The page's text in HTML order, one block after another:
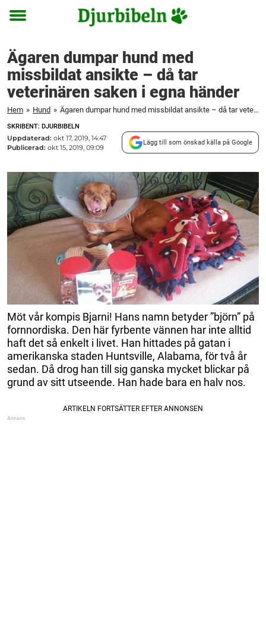
Toggle
Ägaren dumpar hund med
missbildat ansikte – då tar
veterinären saken i egna händer
Hem » Hund » Ägaren dumpar hund med missbildat ansikte – då tar veterinären saken i egna händer
SKRIBENT: DJURBIBELN
Uppdaterad: okt 17, 2019, 14:47
Publicerad: okt 15, 2019, 09:09
Lägg till som önskad källa på Google
Möt vår kompis Bjarni! Hans namn betyder ”björn” på
fornnordiska. Den här fyrbente vännen har inte alltid
haft det så enkelt i livet. Han hittades på gatan i
amerikanska staden Huntsville, Alabama, för två år
sedan. Då drog han till sig ganska mycket blickar på
grund av sitt utseende. Han hade bara en halv nos.